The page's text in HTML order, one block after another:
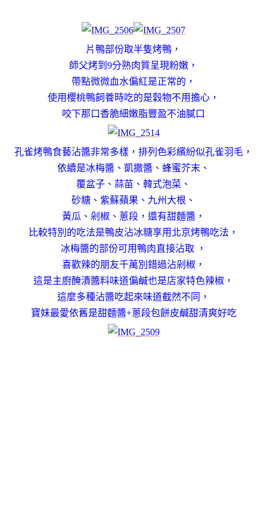
片鴨部份取半隻烤鴨，
師父烤到9分熟肉質呈現粉嫩，
帶點微微血水偏紅是正常的，
使用櫻桃鴨飼養時吃的是穀物不用擔心，
咬下那口香脆細嫩脂豐盈不油膩口
孔雀烤鴨食藝沾醬非常多樣， 排列色彩繽紛似孔雀羽毛 ，
依續是冰梅醬、凱撒醬、蜂蜜芥末、
覆盆子、蒜苗、韓式泡菜、
砂糖、紫蘇蘋果、九州大根、
黃瓜、剁椒、蔥段，還有甜麵醬，
比較特別的吃法是鴨皮沾冰糖享用北京烤鴨吃法，
冰梅醬的部份可用鴨肉直接沾取 ，
喜歡辣的朋友千萬別錯過沾剁椒，
這是主廚醃漬醬料味道偏鹹也是店家特色辣椒，
這麼多種沾醬吃起來味道截然不同，
寶妹最愛依舊是甜麵醬+蔥段包餅皮鹹甜清爽好吃